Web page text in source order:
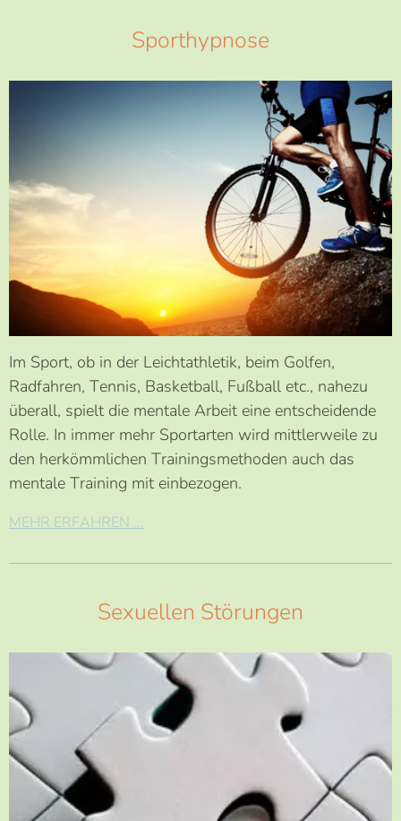
Sporthypnose
Im Sport, ob in der Leichtathletik, beim Golfen,
Radfahren, Tennis, Basketball, Fußball etc., nahezu
überall, spielt die mentale Arbeit eine entscheidende
Rolle. In immer mehr Sportarten wird mittlerweile zu
den herkömmlichen Trainingsmethoden auch das
mentale Training mit einbezogen.
MEHR ERFAHREN ...
Sexuellen Störungen